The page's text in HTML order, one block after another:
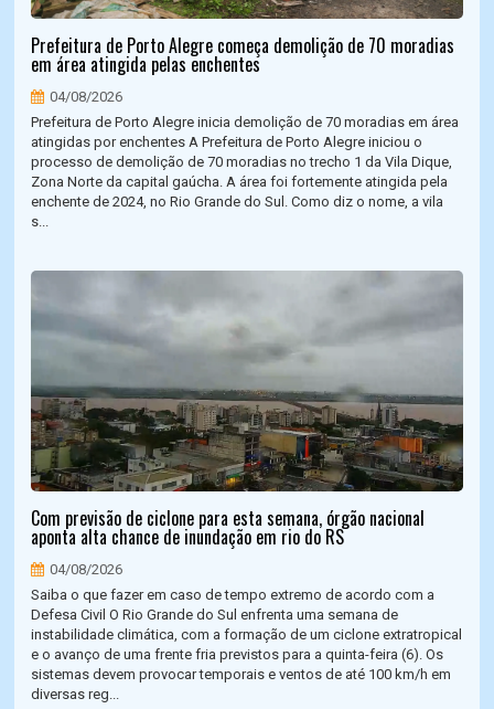
Prefeitura de Porto Alegre começa demolição de 70 moradias
em área atingida pelas enchentes
04/08/2026
Prefeitura de Porto Alegre inicia demolição de 70 moradias em área
atingidas por enchentes A Prefeitura de Porto Alegre iniciou o
processo de demolição de 70 moradias no trecho 1 da Vila Dique,
Zona Norte da capital gaúcha. A área foi fortemente atingida pela
enchente de 2024, no Rio Grande do Sul. Como diz o nome, a vila
s...
Com previsão de ciclone para esta semana, órgão nacional
aponta alta chance de inundação em rio do RS
04/08/2026
Saiba o que fazer em caso de tempo extremo de acordo com a
Defesa Civil O Rio Grande do Sul enfrenta uma semana de
instabilidade climática, com a formação de um ciclone extratropical
e o avanço de uma frente fria previstos para a quinta-feira (6). Os
sistemas devem provocar temporais e ventos de até 100 km/h em
diversas reg...